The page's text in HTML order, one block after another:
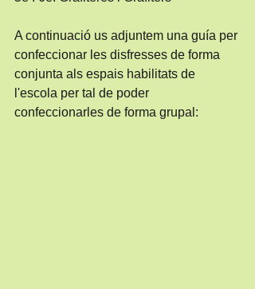
A continuació us adjuntem una guía per
confeccionar les disfresses de forma
conjunta als espais habilitats de
l'escola per tal de poder
confeccionarles de forma grupal: